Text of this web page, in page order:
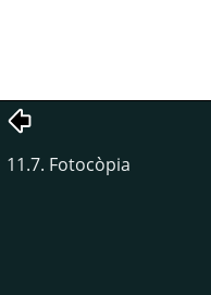
11.7. Fotocòpia